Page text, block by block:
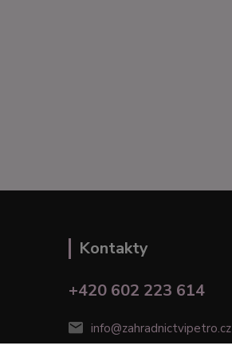
Kontakty
+420 602 223 614
info@zahradnictvipetro.cz